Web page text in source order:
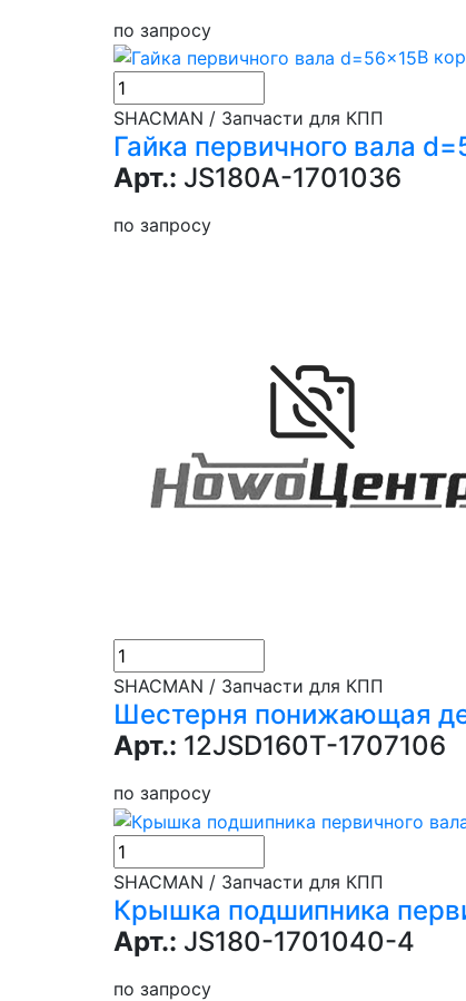
по запросу
В
SHACMAN / Запчасти для КПП
Гайка первичного вала
Арт.: JS180A-1701036
по запросу
SHACMAN / Запчасти для КПП
Шестерня понижающая
Арт.: 12JSD160T-1707106
по запросу
SHACMAN / Запчасти для КПП
Крышка подшипника
Арт.: JS180-1701040-4
по запросу